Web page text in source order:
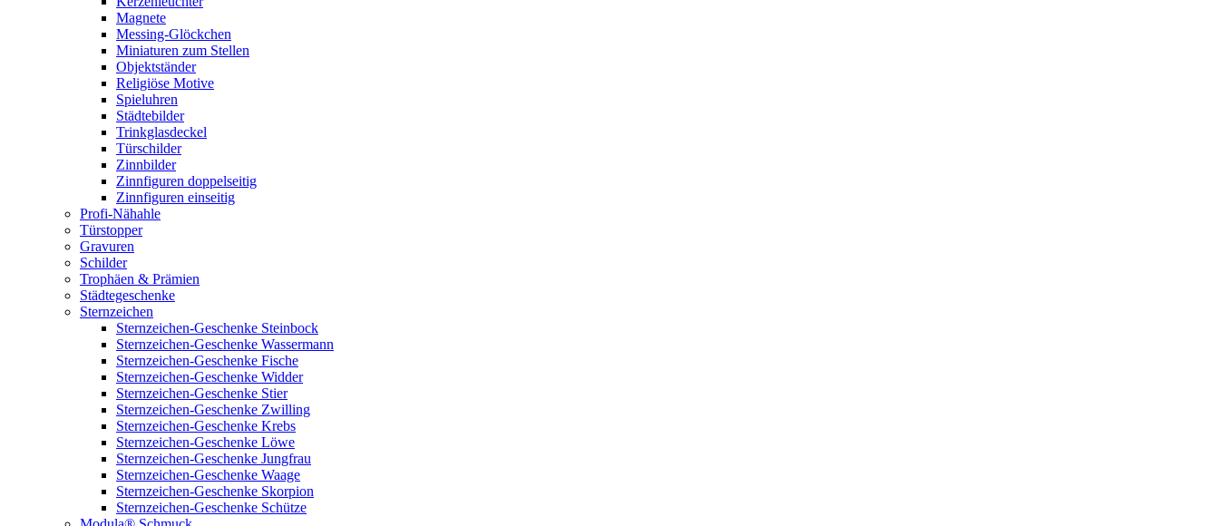
Magnete
Messing-Glöckchen
Miniaturen zum Stellen
Objektständer
Religiöse Motive
Spieluhren
Städtebilder
Trinkglasdeckel
Türschilder
Zinnbilder
Zinnfiguren doppelseitig
Zinnfiguren einseitig
Profi-Nähahle
Türstopper
Gravuren
Schilder
Trophäen & Prämien
Städtegeschenke
Sternzeichen
Sternzeichen-Geschenke Steinbock
Sternzeichen-Geschenke Wassermann
Sternzeichen-Geschenke Fische
Sternzeichen-Geschenke Widder
Sternzeichen-Geschenke Stier
Sternzeichen-Geschenke Zwilling
Sternzeichen-Geschenke Krebs
Sternzeichen-Geschenke Löwe
Sternzeichen-Geschenke Jungfrau
Sternzeichen-Geschenke Waage
Sternzeichen-Geschenke Skorpion
Sternzeichen-Geschenke Schütze